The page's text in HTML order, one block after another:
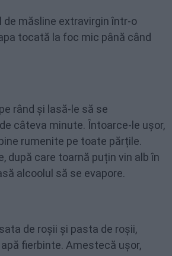
de măsline extravirgin într-o
tocată la foc mic până când
rând și lasă-le să se
câteva minute. Întoarce-le ușor,
rumenite pe toate părțile.
după care toarnă puțin vin alb în
alcoolul să se evapore.
de roșii și pasta de roșii,
fierbinte. Amestecă ușor,